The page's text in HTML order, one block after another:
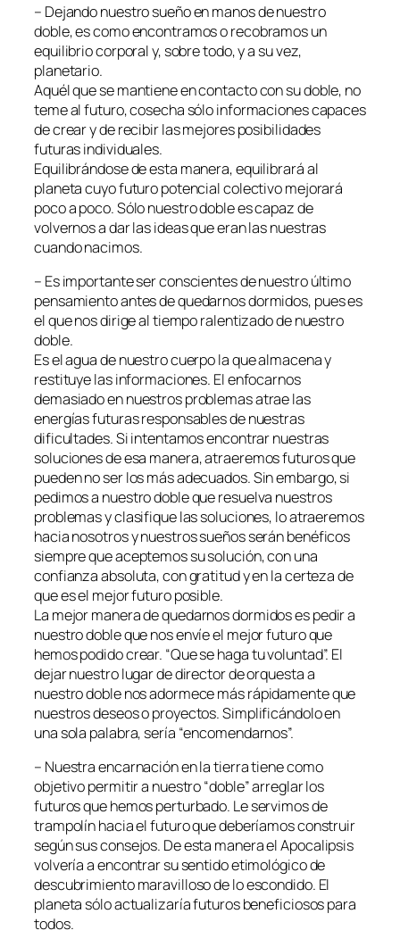
– Dejando nuestro sueño en manos de nuestro
doble, es como encontramos o recobramos un
equilibrio corporal y, sobre todo, y a su vez,
planetario.
Aquél que se mantiene en contacto con su doble, no
teme al futuro, cosecha sólo informaciones capaces
de crear y de recibir las mejores posibilidades
futuras individuales.
Equilibrándose de esta manera, equilibrará al
planeta cuyo futuro potencial colectivo mejorará
poco a poco. Sólo nuestro doble es capaz de
volvernos a dar las ideas que eran las nuestras
cuando nacimos.
– Es importante ser conscientes de nuestro último
pensamiento antes de quedarnos dormidos, pues es
el que nos dirige al tiempo ralentizado de nuestro
doble.
Es el agua de nuestro cuerpo la que almacena y
restituye las informaciones. El enfocarnos
demasiado en nuestros problemas atrae las
energías futuras responsables de nuestras
dificultades. Si intentamos encontrar nuestras
soluciones de esa manera, atraeremos futuros que
pueden no ser los más adecuados. Sin embargo, si
pedimos a nuestro doble que resuelva nuestros
problemas y clasifique las soluciones, lo atraeremos
hacia nosotros y nuestros sueños serán benéficos
siempre que aceptemos su solución, con una
confianza absoluta, con gratitud y en la certeza de
que es el mejor futuro posible.
La mejor manera de quedarnos dormidos es pedir a
nuestro doble que nos envíe el mejor futuro que
hemos podido crear. “Que se haga tu voluntad”. El
dejar nuestro lugar de director de orquesta a
nuestro doble nos adormece más rápidamente que
nuestros deseos o proyectos. Simplificándolo en
una sola palabra, sería “encomendarnos”.
– Nuestra encarnación en la tierra tiene como
objetivo permitir a nuestro “doble” arreglar los
futuros que hemos perturbado. Le servimos de
trampolín hacia el futuro que deberíamos construir
según sus consejos. De esta manera el Apocalipsis
volvería a encontrar su sentido etimológico de
descubrimiento maravilloso de lo escondido. El
planeta sólo actualizaría futuros beneficiosos para
todos.